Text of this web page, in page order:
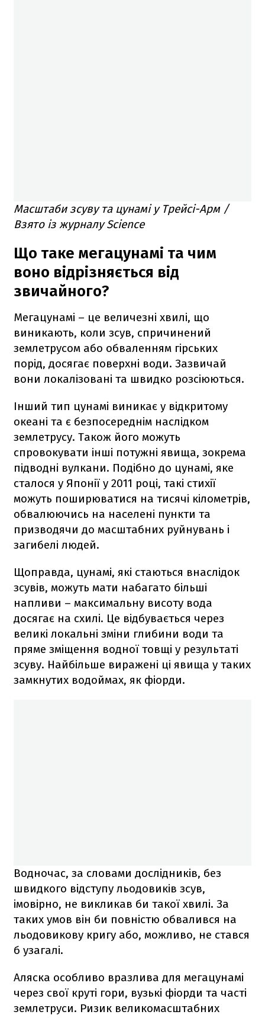
Масштаби зсуву та цунамі у Трейсі-Арм /
Взято із журналу Science
Що таке мегацунамі та чим
воно відрізняється від
звичайного?
Мегацунамі – це величезні хвилі, що
виникають, коли зсув, спричинений
землетрусом або обваленням гірських
порід, досягає поверхні води. Зазвичай
вони локалізовані та швидко розсіюються.
Інший тип цунамі виникає у відкритому
океані та є безпосереднім наслідком
землетрусу. Також його можуть
спровокувати інші потужні явища, зокрема
підводні вулкани. Подібно до цунамі, яке
сталося у Японії у 2011 році, такі стихії
можуть поширюватися на тисячі кілометрів,
обвалюючись на населені пункти та
призводячи до масштабних руйнувань і
загибелі людей.
Щоправда, цунамі, які стаються внаслідок
зсувів, можуть мати набагато більші
напливи – максимальну висоту вода
досягає на схилі. Це відбувається через
великі локальні зміни глибини води та
пряме зміщення водної товщі у результаті
зсуву. Найбільше виражені ці явища у таких
замкнутих водоймах, як фіорди.
Водночас, за словами дослідників, без
швидкого відступу льодовиків зсув,
імовірно, не викликав би такої хвилі. За
таких умов він би повністю обвалився на
льодовикову кригу або, можливо, не стався
б узагалі.
Аляска особливо вразлива для мегацунамі
через свої круті гори, вузькі фіорди та часті
землетруси. Ризик великомасштабних